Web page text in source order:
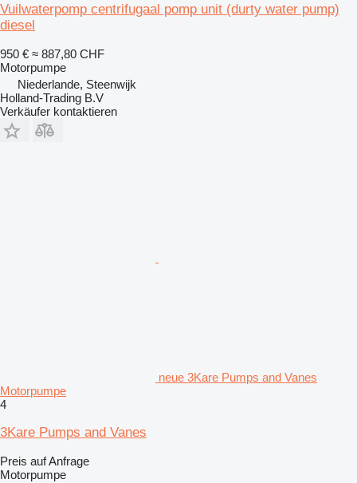
Vuilwaterpomp centrifugaal pomp unit (durty water pump)
diesel
950 € ≈ 887,80 CHF
Motorpumpe
Niederlande, Steenwijk
Holland-Trading B.V
Verkäufer kontaktieren
neue 3Kare Pumps and Vanes
Motorpumpe
4
3Kare Pumps and Vanes
Preis auf Anfrage
Motorpumpe